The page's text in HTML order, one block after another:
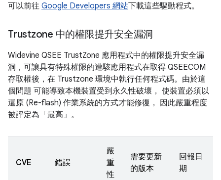
可以前往 Google Developers 網站下載這些驅動程式。
Trustzone 中的權限提升安全漏洞
Widevine QSEE TrustZone 應用程式中的權限提升安全漏
洞，可讓具有特殊權限的遭駭應用程式在取得 QSEECOM
存取權後，在 Trustzone 環境中執行任何程式碼。由於這
個問題 可能導致本機裝置受到永久性破壞， 使裝置必須以
還原 (Re-flash) 作業系統的方式才能修復， 因此嚴重程度
被評定為「最高」。
CVE 錯誤
嚴
重
性
需要更新
的版本
回報日
期